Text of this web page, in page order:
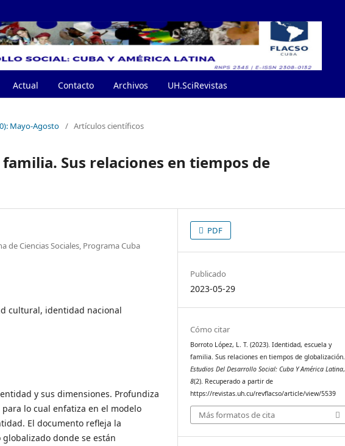
Actual Contacto Archivos UH.SciRevistas
Mayo-Agosto / Artículos científicos
Sus relaciones en tiempos de
de Ciencias Sociales, Programa Cuba
cultural, identidad nacional
y sus dimensiones. Profundiza
lo cual enfatiza en el modelo
El documento refleja la
donde se están
PDF
Publicado
2023-05-29
Cómo citar
Borroto López, L. T. (2023). Identidad, escuela y
familia. Sus relaciones en tiempos de globalización.
Estudios Del Desarrollo Social: Cuba Y América Latina,
8(2). Recuperado a partir de
https://revistas.uh.cu/revflacso/article/view/5539
Más formatos de cita